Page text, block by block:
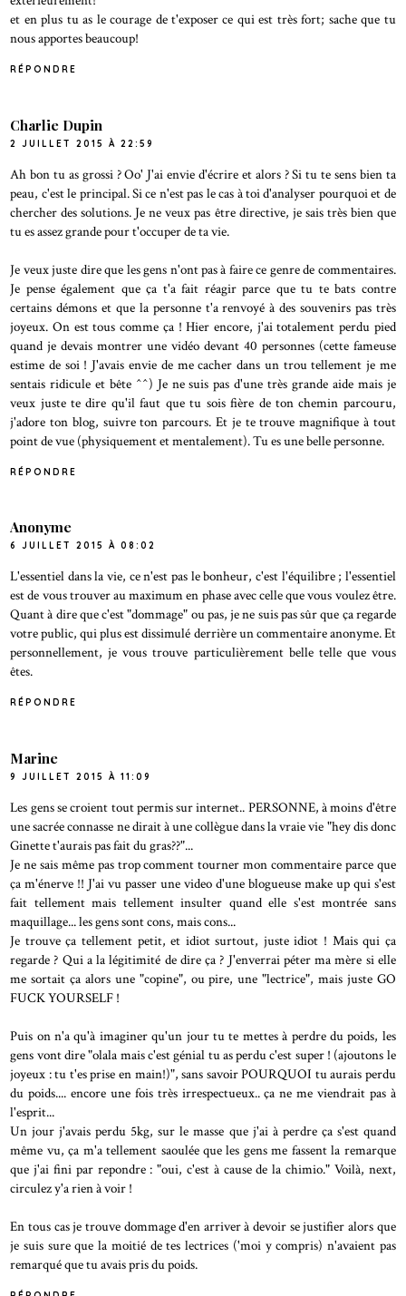
et en plus tu as le courage de t'exposer ce qui est très fort; sache que tu
nous apportes beaucoup!
RÉPONDRE
Charlie Dupin
2 JUILLET 2015 À 22:59
Ah bon tu as grossi ? Oo' J'ai envie d'écrire et alors ? Si tu te sens bien ta
peau, c'est le principal. Si ce n'est pas le cas à toi d'analyser pourquoi et de
chercher des solutions. Je ne veux pas être directive, je sais très bien que
tu es assez grande pour t'occuper de ta vie.
Je veux juste dire que les gens n'ont pas à faire ce genre de commentaires.
Je pense également que ça t'a fait réagir parce que tu te bats contre
certains démons et que la personne t'a renvoyé à des souvenirs pas très
joyeux. On est tous comme ça ! Hier encore, j'ai totalement perdu pied
quand je devais montrer une vidéo devant 40 personnes (cette fameuse
estime de soi ! J'avais envie de me cacher dans un trou tellement je me
sentais ridicule et bête ^^) Je ne suis pas d'une très grande aide mais je
veux juste te dire qu'il faut que tu sois fière de ton chemin parcouru,
j'adore ton blog, suivre ton parcours. Et je te trouve magnifique à tout
point de vue (physiquement et mentalement). Tu es une belle personne.
RÉPONDRE
Anonyme
6 JUILLET 2015 À 08:02
L'essentiel dans la vie, ce n'est pas le bonheur, c'est l'équilibre ; l'essentiel
est de vous trouver au maximum en phase avec celle que vous voulez être.
Quant à dire que c'est "dommage" ou pas, je ne suis pas sûr que ça regarde
votre public, qui plus est dissimulé derrière un commentaire anonyme. Et
personnellement, je vous trouve particulièrement belle telle que vous
êtes.
RÉPONDRE
Marine
9 JUILLET 2015 À 11:09
Les gens se croient tout permis sur internet.. PERSONNE, à moins d'être
une sacrée connasse ne dirait à une collègue dans la vraie vie "hey dis donc
Ginette t'aurais pas fait du gras??"...
Je ne sais même pas trop comment tourner mon commentaire parce que
ça m'énerve !! J'ai vu passer une video d'une blogueuse make up qui s'est
fait tellement mais tellement insulter quand elle s'est montrée sans
maquillage... les gens sont cons, mais cons...
Je trouve ça tellement petit, et idiot surtout, juste idiot ! Mais qui ça
regarde ? Qui a la légitimité de dire ça ? J'enverrai péter ma mère si elle
me sortait ça alors une "copine", ou pire, une "lectrice", mais juste GO
FUCK YOURSELF !
Puis on n'a qu'à imaginer qu'un jour tu te mettes à perdre du poids, les
gens vont dire "olala mais c'est génial tu as perdu c'est super ! (ajoutons le
joyeux : tu t'es prise en main!)", sans savoir POURQUOI tu aurais perdu
du poids.... encore une fois très irrespectueux.. ça ne me viendrait pas à
l'esprit...
Un jour j'avais perdu 5kg, sur le masse que j'ai à perdre ça s'est quand
même vu, ça m'a tellement saoulée que les gens me fassent la remarque
que j'ai fini par repondre : "oui, c'est à cause de la chimio." Voilà, next,
circulez y'a rien à voir !
En tous cas je trouve dommage d'en arriver à devoir se justifier alors que
je suis sure que la moitié de tes lectrices ('moi y compris) n'avaient pas
remarqué que tu avais pris du poids.